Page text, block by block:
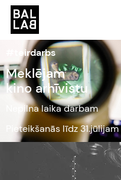
#teirdarbs
Meklējam
kino arhīvistu
Nepilna laika darbam
Pieteikšanās līdz 31.jūlijam